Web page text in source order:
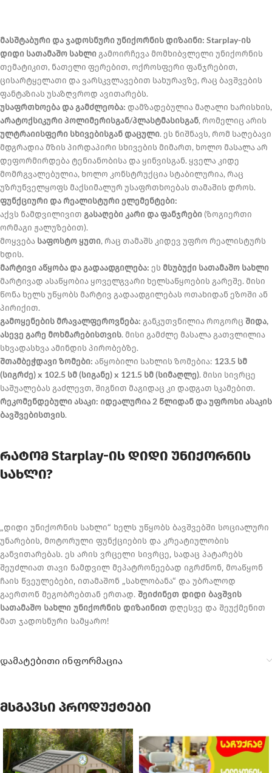
მასშტაბური და ჯადოსნური უნიქორნის დიზაინი: Starplay-ის
დიდი სათამაშო სახლი გამოირჩევა მომხიბვლელი უნიქორნის
თემატიკით, ნათელი ფერებით, ოქროსფერი ფანჯრებით,
ცისარტყელათი და ვარსკვლავებით სახურავზე, რაც ბავშვების
ფანტაზიას უსაზღვროდ ავითარებს.
უსაფრთხოება და გამძლეობა: დამზადებულია მაღალი ხარისხის,
არატოქსიკური პოლიმერისგან/პლასტმასისგან, რომელიც არის
ულტრაიისფერი სხივებისგან დაცული. ეს ნიშნავს, რომ საღებავი
მდგრადია მზის პირდაპირი სხივების მიმართ, ხოლო მასალა არ
დეფორმირდება ტენიანობისა და ყინვისგან. ყველა კიდე
მომრგვალებულია, ხოლო კონსტრუქცია სტაბილურია, რაც
უზრუნველყოფს მაქსიმალურ უსაფრთხოებას თამაშის დროს.
ფუნქციური და რეალისტური ელემენტები:
აქვს ნამდვილივით გასაღები კარი და ფანჯრები (ზოგიერთი
ორმაგი ჟალუზებით).
მოყვება საფოსტო ყუთი, რაც თამაშს კიდევ უფრო რეალისტურს
ხდის.
მარტივი აწყობა და გადაადგილება: ეს მსუბუქი სათამაშო სახლი
მარტივად ასაწყობია ყოველგვარი ხელსაწყოების გარეშე. მისი
წონა ხელს უწყობს მარტივ გადაადგილებას ოთახიდან ეზოში ან
პირიქით.
გამოყენების მრავალფეროვნება: განკუთვნილია როგორც შიდა,
ასევე გარე მოხმარებისთვის. მისი გამძლე მასალა გათვლილია
სხვადასხვა ამინდის პირობებზე.
შთამბეჭდავი ზომები: აწყობილი სახლის ზომებია: 123.5 სმ
(სიგრძე) x 102.5 სმ (სიგანე) x 121.5 სმ (სიმაღლე). მისი სივრცე
საშუალებას გაძლევთ, შიგნით მაგიდაც კი დადგათ სკამებით.
რეკომენდებული ასაკი: იდეალურია 2 წლიდან და უფროსი ასაკის
ბავშვებისთვის.
რატომ Starplay-ის დიდი უნიქორნის
სახლი?
„დიდი უნიქორნის სახლი“ ხელს უწყობს ბავშვებში სოციალური
უნარების, მოტორული ფუნქციების და კრეატიულობის
განვითარებას. ეს არის ვრცელი სივრცე, სადაც პატარებს
შეუძლიათ თავი ნამდვილ მეპატრონეებად იგრძნონ, მოაწყონ
ჩაის წვეულებები, ითამაშონ „სახლობანა“ და უბრალოდ
გაერთონ მეგობრებთან ერთად. შეიძინეთ დიდი ბავშვის
სათამაშო სახლი უნიქორნის დიზაინით დღესვე და შეუქმენით
მათ ჯადოსნური სამყარო!
დამატებითი ინფორმაცია
მსგავსი პროდუქტები